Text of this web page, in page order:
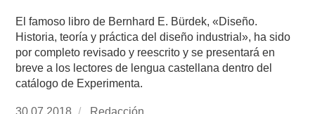
El famoso libro de Bernhard E. Bürdek, «Diseño.
Historia, teoría y práctica del diseño industrial», ha sido
por completo revisado y reescrito y se presentará en
breve a los lectores de lengua castellana dentro del
catálogo de Experimenta.